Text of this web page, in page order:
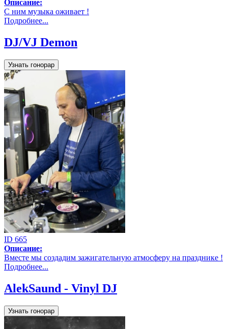
Описание:
С ним музыка оживает !
Подробнее...
DJ/VJ Demon
Узнать гонорар
ID 665
Описание:
Вместе мы создадим зажигательную атмосферу на празднике !
Подробнее...
AlekSaund - Vinyl DJ
Узнать гонорар